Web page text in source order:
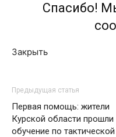
Спасибо!
Закрыть
Предыдущая статья
Первая помощь: жители
Курской области прошли
обучение по тактической